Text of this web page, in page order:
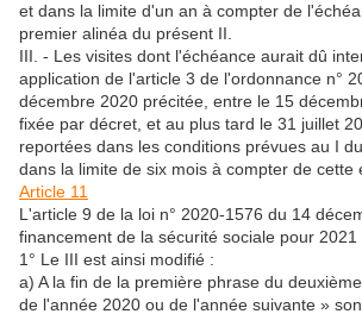
et dans la limite d'un an à compter de
premier alinéa du présent II.
III. - Les visites dont l'échéance aurait dû
application de l'article 3 de l'ordonnance n°
décembre 2020 précitée, entre le 15
fixée par décret, et au plus tard le 31 juillet
reportées dans les conditions prévues au I
dans la limite de six mois à compter de cette
Article 11
L'article 9 de la loi n° 2020-1576 du 14
financement de la sécurité sociale pour 2021
1° Le III est ainsi modifié :
a) A la fin de la première phrase du
de l'année 2020 ou de l'année suivante »